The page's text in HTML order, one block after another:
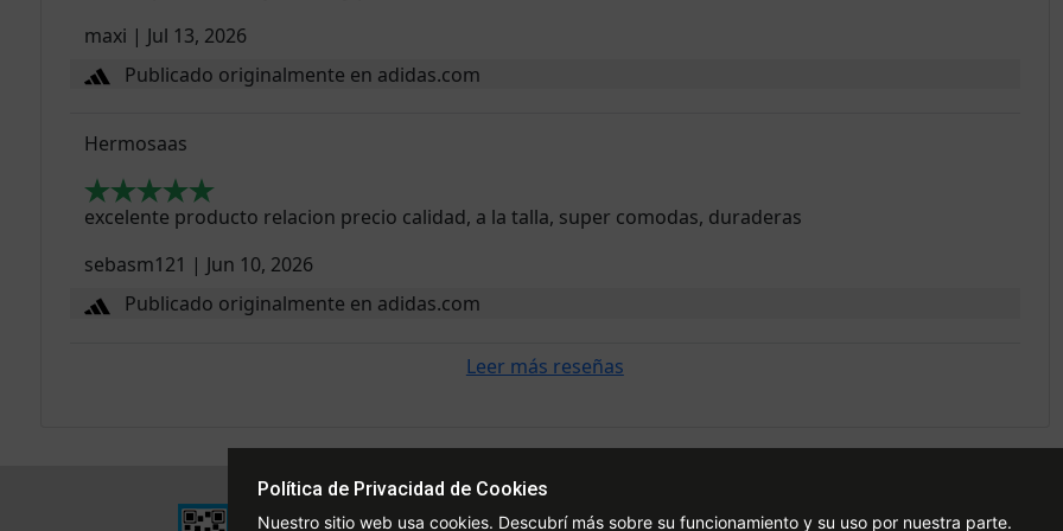
maxi | Jul 13, 2026
Publicado originalmente en adidas.com
Hermosaas
excelente producto relacion precio calidad, a la talla, super comodas, duraderas
sebasm121 | Jun 10, 2026
Publicado originalmente en adidas.com
Leer más reseñas
Institucional Ayuda Redes Sociales
Política de Privacidad de Cookies
Nuestro sitio web usa cookies. Descubrí más sobre su funcionamiento y su uso por nuestra parte.